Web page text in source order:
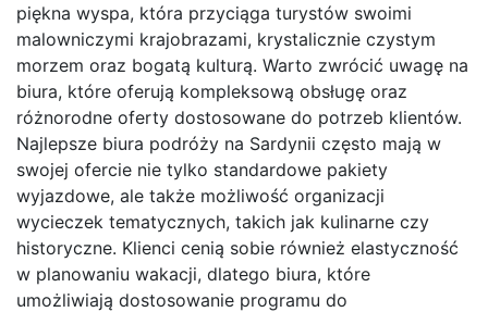
piękna wyspa, która przyciąga turystów swoimi
malowniczymi krajobrazami, krystalicznie czystym
morzem oraz bogatą kulturą. Warto zwrócić uwagę na
biura, które oferują kompleksową obsługę oraz
różnorodne oferty dostosowane do potrzeb klientów.
Najlepsze biura podróży na Sardynii często mają w
swojej ofercie nie tylko standardowe pakiety
wyjazdowe, ale także możliwość organizacji
wycieczek tematycznych, takich jak kulinarne czy
historyczne. Klienci cenią sobie również elastyczność
w planowaniu wakacji, dlatego biura, które
umożliwiają dostosowanie programu do